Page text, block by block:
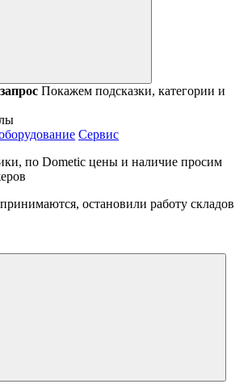
Покажем подсказки, категории и
Сервис
по Dometic цены и наличие просим
остановили работу складов